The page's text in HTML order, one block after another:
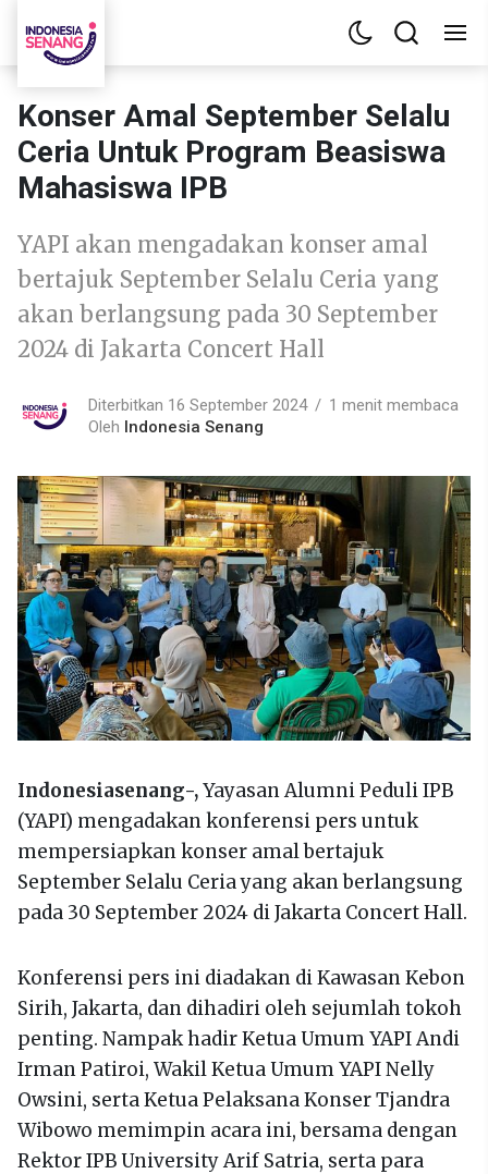
Konser Amal September Selalu
Ceria Untuk Program Beasiswa
Mahasiswa IPB
YAPI akan mengadakan konser amal
bertajuk September Selalu Ceria yang
akan berlangsung pada 30 September
2024 di Jakarta Concert Hall
Diterbitkan 16 September 2024
1 menit membaca
Oleh Indonesia Senang
Indonesiasenang-,Yayasan Alumni Peduli IPB
(YAPI) mengadakan konferensi pers untuk
mempersiapkan konser amal bertajuk
September Selalu Ceria yang akan berlangsung
pada 30 September 2024 di Jakarta Concert Hall.
Konferensi pers ini diadakan di Kawasan Kebon
Sirih, Jakarta, dan dihadiri oleh sejumlah tokoh
penting. Nampak hadir Ketua Umum YAPI Andi
Irman Patiroi, Wakil Ketua Umum YAPI Nelly
Owsini, serta Ketua Pelaksana Konser Tjandra
Wibowo memimpin acara ini, bersama dengan
Rektor IPB University Arif Satria, serta para